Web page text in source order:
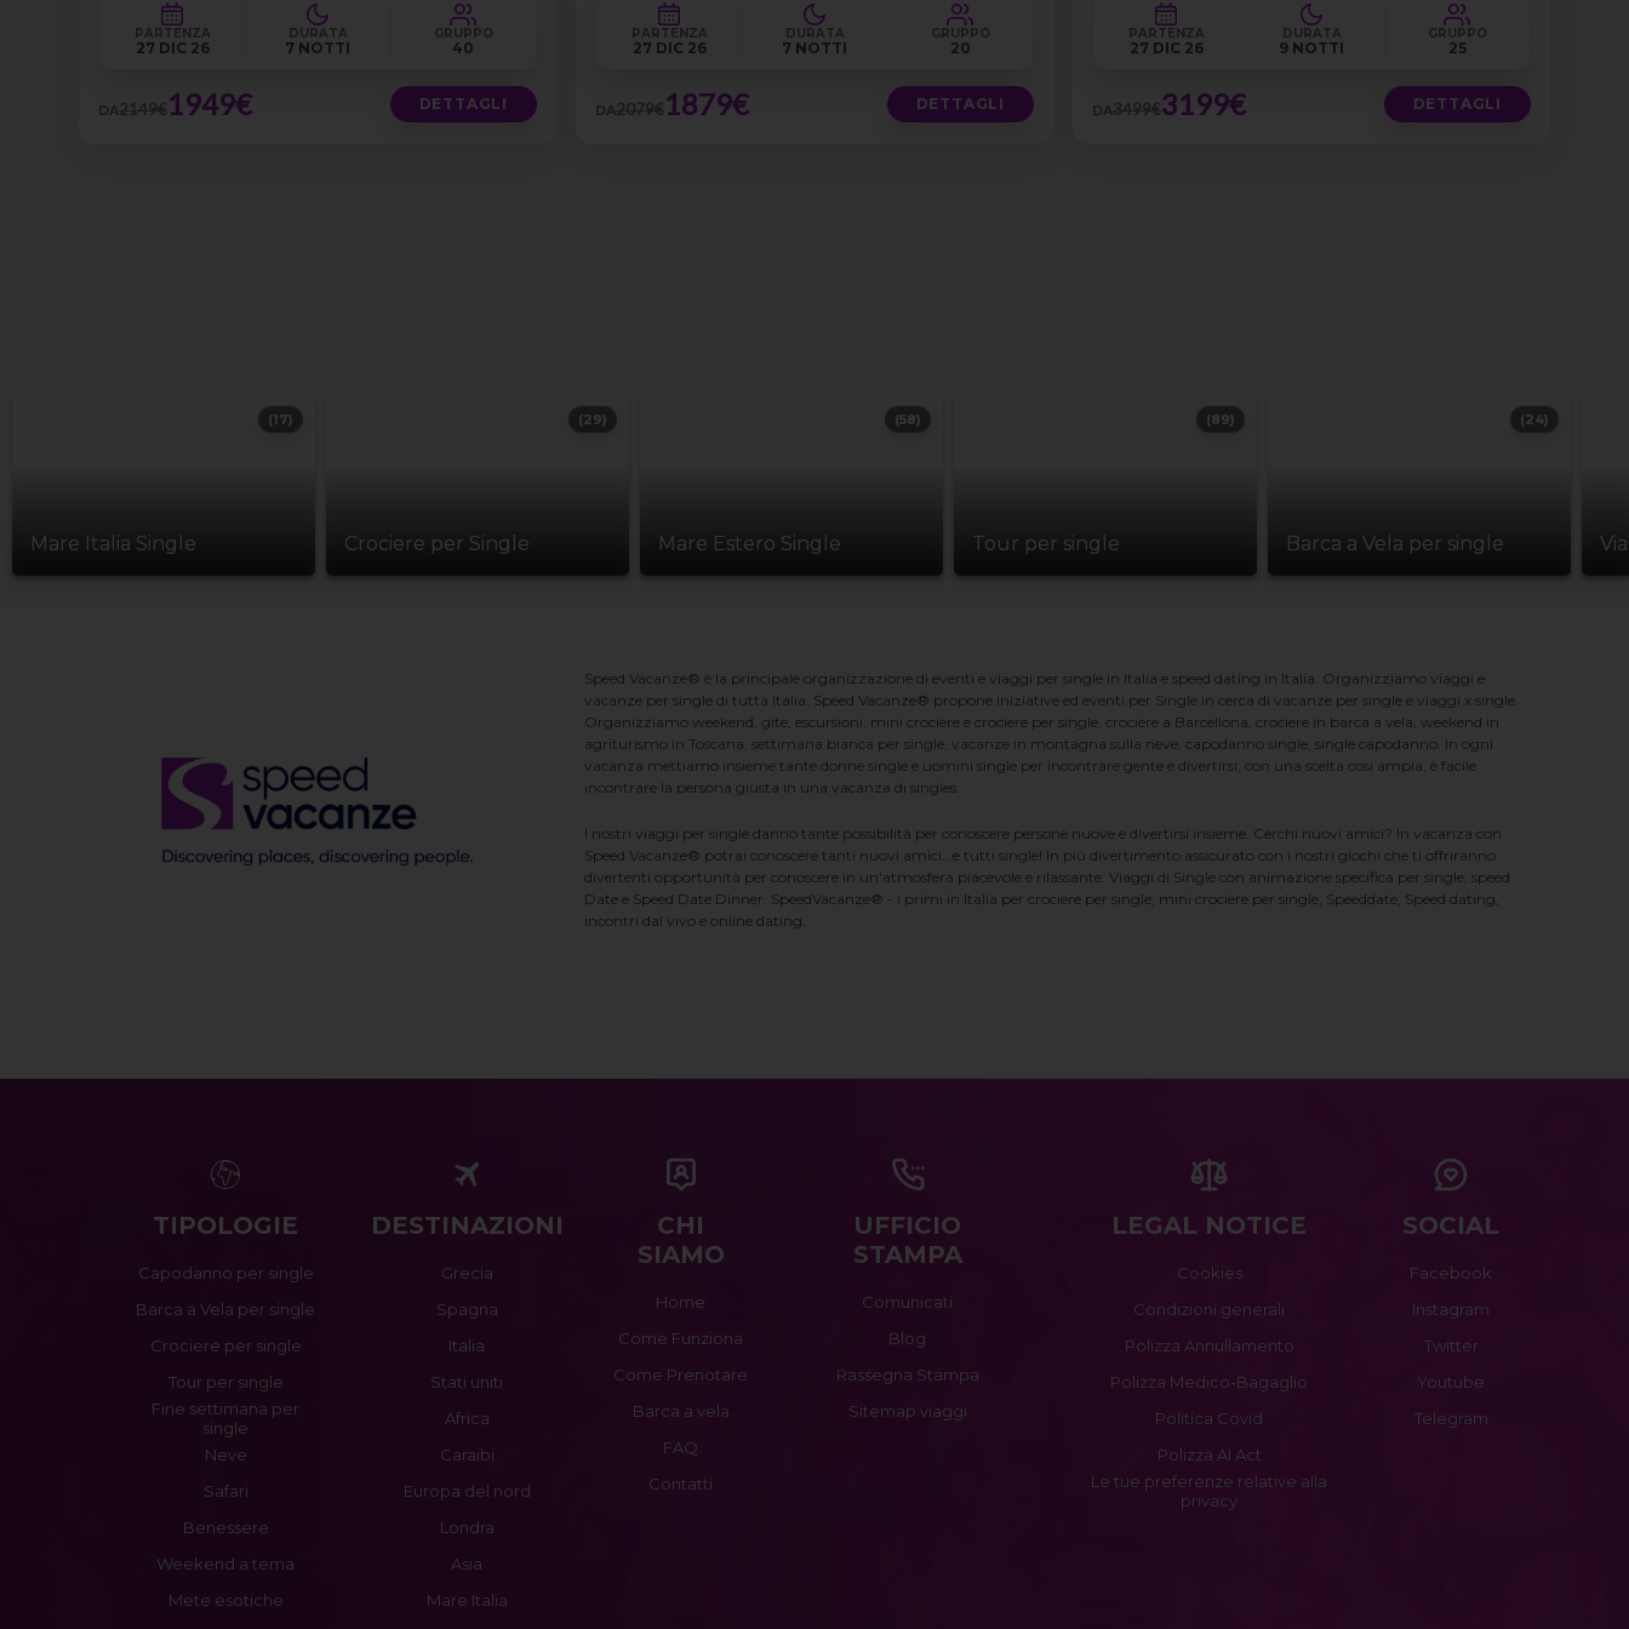
PARTENZA
27 DIC 26
DURATA
7 NOTTI
GRUPPO
40
DA2149€1949€ DETTAGLI
PARTENZA
27 DIC 26
DURATA
7 NOTTI
GRUPPO
20
DA2079€1879€ DETTAGLI
PARTENZA
27 DIC 26
DURATA
9 NOTTI
GRUPPO
25
DA3499€3199€ DETTAGLI
Mare Italia Single
(17)
Crociere per Single
(29)
Mare Estero Single
(58)
Tour per single
(89)
Barca a Vela per single
(24)
Speed Vacanze® è la principale organizzazione di eventi e viaggi per single in Italia e speed dating in Italia. Organizziamo viaggi e
vacanze per single di tutta Italia. Speed Vacanze® propone iniziative ed eventi per Single in cerca di vacanze per single e viaggi x single.
Organizziamo weekend, gite, escursioni, mini crociere e crociere per single, crociere a Barcellona, crociere in barca a vela, weekend in
agriturismo in Toscana, settimana bianca per single, vacanze in montagna sulla neve, capodanno single, single capodanno. In ogni
vacanza mettiamo insieme tante donne single e uomini single per incontrare gente e divertirsi; con una scelta cosi ampia, è facile
incontrare la persona giusta in una vacanza di singles.
I nostri viaggi per single danno tante possibilità per conoscere persone nuove e divertirsi insieme. Cerchi nuovi amici? In vacanza con
Speed Vacanze® potrai conoscere tanti nuovi amici...e tutti single! In più divertimento assicurato con i nostri giochi che ti offriranno
divertenti opportunità per conoscere in un'atmosfera piacevole e rilassante. Viaggi di Single con animazione specifica per single, speed
Date e Speed Date Dinner. SpeedVacanze® - i primi in Italia per crociere per single, mini crociere per single, Speeddate, Speed dating,
incontri dal vivo e online dating.
TIPOLOGIE
Capodanno per single
Barca a Vela per single
Crociere per single
Tour per single
Fine settimana per
single
Neve
Safari
Benessere
Weekend a tema
Mete esotiche
DESTINAZIONI
Grecia
Spagna
Italia
Stati uniti
Africa
Caraibi
Europa del nord
Londra
Asia
Mare Italia
CHI
SIAMO
Home
Come Funziona
Come Prenotare
Barca a vela
FAQ
Contatti
UFFICIO
STAMPA
Comunicati
Blog
Rassegna Stampa
Sitemap viaggi
LEGAL NOTICE
Cookies
Condizioni generali
Polizza Annullamento
Polizza Medico-Bagaglio
Politica Covid
Polizza AI Act
Le tue preferenze relative alla
privacy
SOCIAL
Facebook
Instagram
Twitter
Youtube
Telegram